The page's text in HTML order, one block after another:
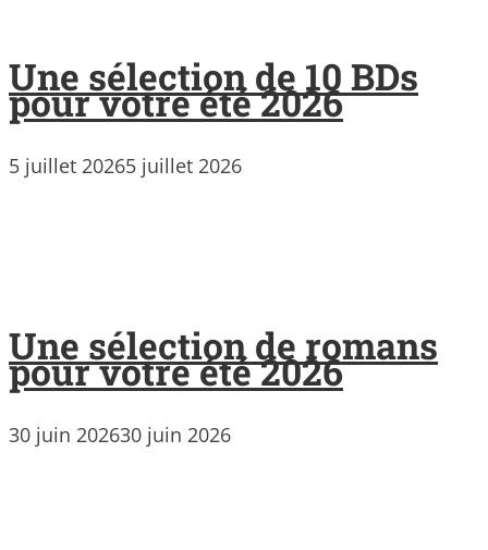
Une sélection de 10 BDs
pour votre été 2026
5 juillet 20265 juillet 2026
Une sélection de romans
pour votre été 2026
30 juin 202630 juin 2026